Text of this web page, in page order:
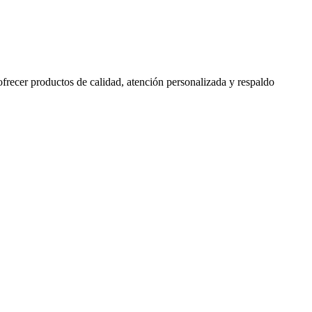
productos de calidad, atención personalizada y respaldo